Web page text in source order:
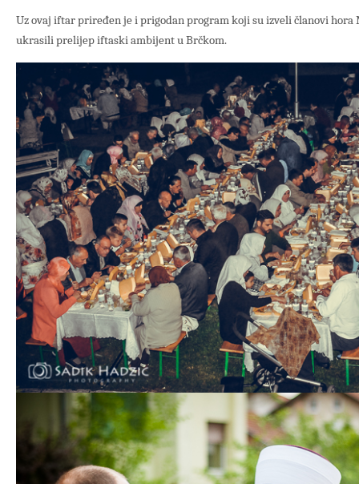
Uz ovaj iftar priređen je i prigodan program koji su izveli članovi hora
ukrasili prelijep iftaski ambijent u Brčkom.